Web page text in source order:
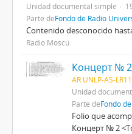
Unidad documental simple
Parte deFondo de Radio
Contenido desconocido
Radio Moscú
Концерт №
AR UNLP-AS-
Unidad
Parte deFondo
Folio que
Концерт № 2